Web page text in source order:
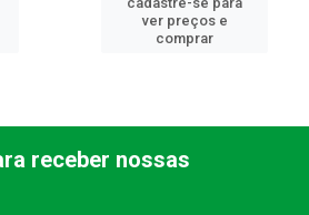
ver preços e
comprar
receber nossas